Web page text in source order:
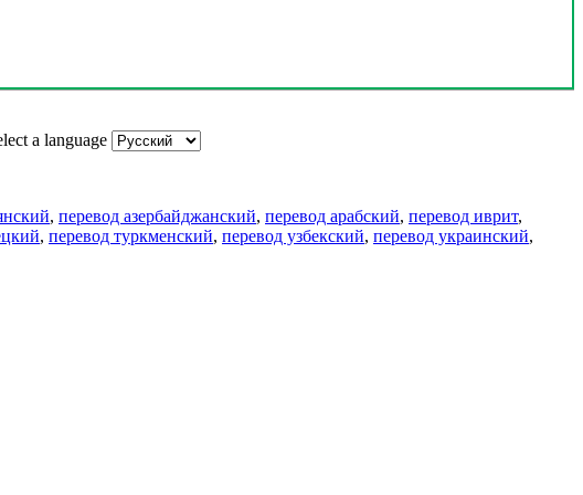
a language
, перевод азербайджанский, перевод арабский, перевод иврит,
, перевод туркменский, перевод узбекский, перевод украинский,